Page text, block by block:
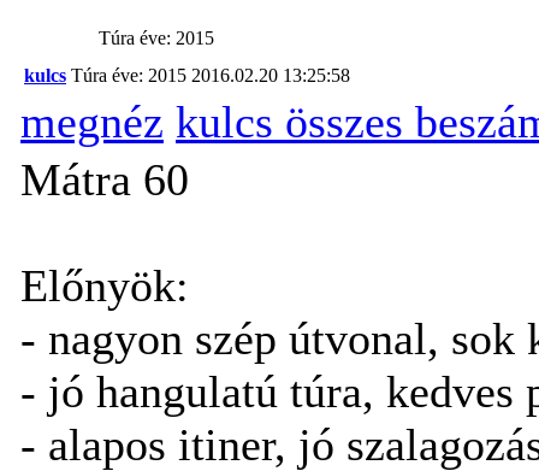
Túra éve: 2015
kulcs Túra éve: 2015 2016.02.20 13:25:58
megnéz kulcs összes
Mátra 60
Előnyök:
- nagyon szép útvonal,
- jó hangulatú túra, kedves
- alapos itiner, jó